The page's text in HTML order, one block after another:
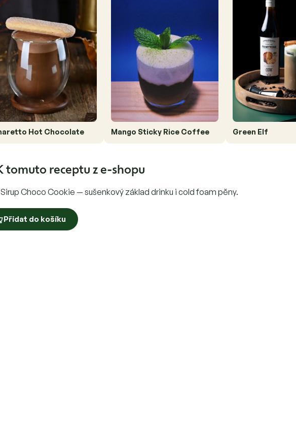
Hot Chocolate Mango Sticky Rice Coffee Green Elf
tomuto receptu z e-shopu
Sirup Choco Cookie — sušenkový základ drinku i cold foam pěny.
Přidat do košíku